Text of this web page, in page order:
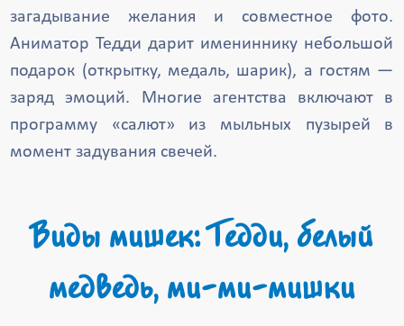
загадывание желания и совместное фото.
Аниматор Тедди дарит имениннику небольшой
подарок (открытку, медаль, шарик), а гостям —
заряд эмоций. Многие агентства включают в
программу «салют» из мыльных пузырей в
момент задувания свечей.
Виды мишек: Тедди, белый
медведь, ми-ми-мишки